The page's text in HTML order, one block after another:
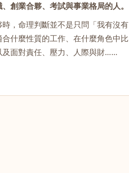
創業合夥、考試與事業格局的人。
，命理判斷並不是只問「我有沒有
什麼性質的工作、在什麼角色中比
面對責任、壓力、人際與財……